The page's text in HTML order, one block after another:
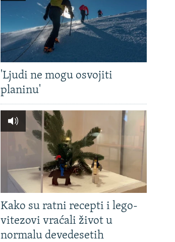
'Ljudi ne mogu osvojiti
planinu'
Kako su ratni recepti i lego-
vitezovi vraćali život u
normalu devedesetih